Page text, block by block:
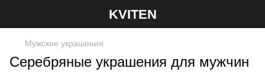
KVITEN
Мужские украшения
Серебряные украшения для мужчин